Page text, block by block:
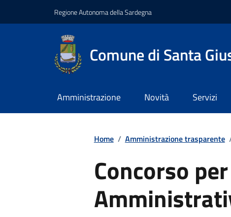
Regione Autonoma della Sardegna
Comune di Santa
Amministrazione Novità Servizi
Home / Amministrazione trasparente
Concorso